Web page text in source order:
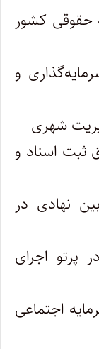
حقوقی کشور
و
شهری
ثبت اسناد و
نهادی در
پرتو اجرای
اجتماعی